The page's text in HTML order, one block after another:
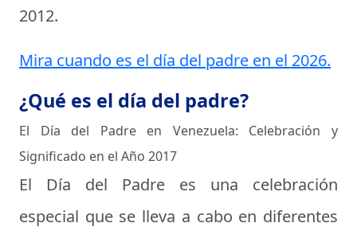
2012.
Mira cuando es el día del padre en el 2026.
¿Qué es el día del padre?
El Día del Padre en Venezuela: Celebración y
Significado en el Año 2017
El Día del Padre es una celebración
especial que se lleva a cabo en diferentes